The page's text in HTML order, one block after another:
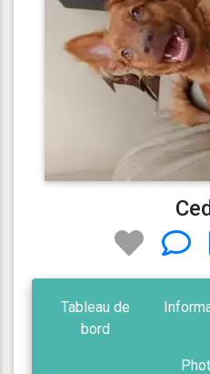
Tableau de
bord